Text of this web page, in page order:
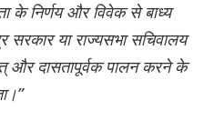
के निर्णय और विवेक से बाध्य
सरकार या राज्यसभा सचिवालय
और दासतापूर्वक पालन करने के